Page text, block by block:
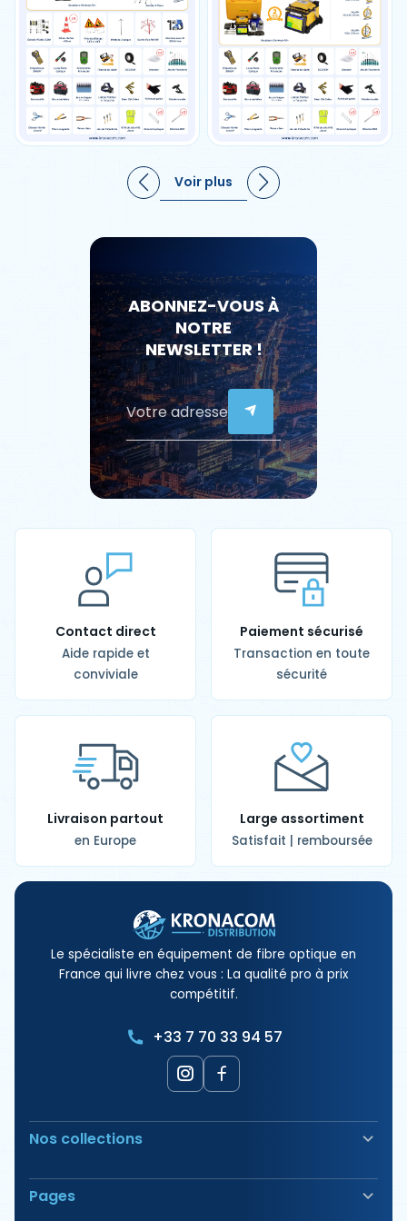
Voir plus
ABONNEZ-VOUS À
NOTRE
NEWSLETTER !
Contact direct
Aide rapide et
conviviale
Paiement sécurisé
Transaction en toute
sécurité
Livraison partout
en Europe
Large assortiment
Satisfait | remboursée
Le spécialiste en équipement de fibre optique en
France qui livre chez vous : La qualité pro à prix
compétitif.
+33 7 70 33 94 57
Nos collections
Soudeuse Fibre Optique
Sécurité & Balisage
Pages